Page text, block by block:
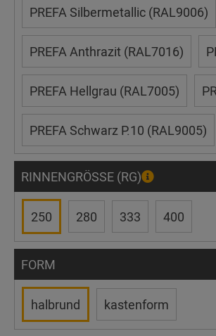
PREFA Silbermetallic (RAL9006)
PREFA Anthrazit (RAL7016)
PREFA Hellgrau (RAL7005)
PREFA Schwarz P.10 (RAL9005)
RINNENGRÖSSE (RG)
250 280 333 400
FORM
halbrund kastenform